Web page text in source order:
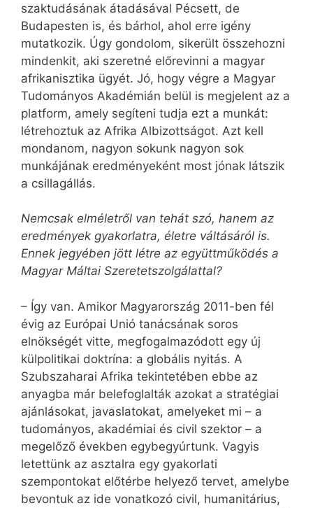
szaktudásának átadásával Pécsett, de
Budapesten is, és bárhol, ahol erre igény
mutatkozik. Úgy gondolom, sikerült összehozni
mindenkit, aki szeretné előrevinni a magyar
afrika­nisztika ügyét. Jó, hogy végre a Magyar
Tudományos Akadémián belül is megjelent az a
platform, amely segíteni tudja ezt a munkát:
létrehoztuk az Afrika Albizottságot. Azt kell
mondanom, nagyon sokunk nagyon sok
munkájának eredményeként most jónak látszik
a csillagállás.
Nemcsak elméletről van tehát szó, hanem az
eredmények gyakorlatra, életre váltásáról is.
Ennek jegyében jött létre az együttműködés a
Magyar Máltai Szeretetszolgálattal?
– Így van. Amikor Magyarország 2011-ben fél
évig az Európai Unió tanácsának soros
elnökségét vitte, megfogalmazódott egy új
külpolitikai doktrína: a globális nyitás. A
Szubszaharai Afrika tekintetében ebbe az
anyagba már belefoglalták azokat a stratégiai
ajánlásokat, javaslatokat, amelyeket mi – a
tudományos, akadémiai és civil szektor – a
megelőző években egybegyúrtunk. Vagyis
letettünk az asztalra egy gyakorlati
szempontokat előtérbe helyező tervet, amelybe
bevontuk az ide vonatkozó civil, humanitárius,